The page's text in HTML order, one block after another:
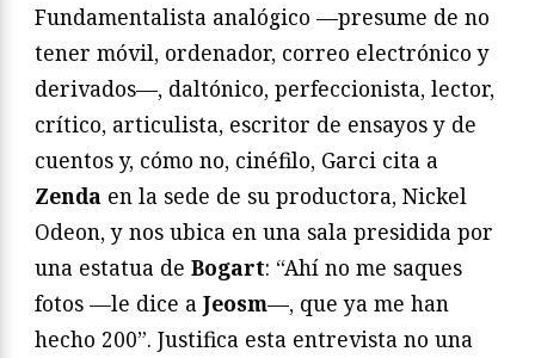
Fundamentalista analógico —presume de no
tener móvil, ordenador, correo electrónico y
derivados—, daltónico, perfeccionista, lector,
crítico, articulista, escritor de ensayos y de
cuentos y, cómo no, cinéfilo, Garci cita a
Zenda en la sede de su productora, Nickel
Odeon, y nos ubica en una sala presidida por
una estatua de Bogart: “Ahí no me saques
fotos —le dice a Jeosm—, que ya me han
hecho 200”. Justifica esta entrevista no una